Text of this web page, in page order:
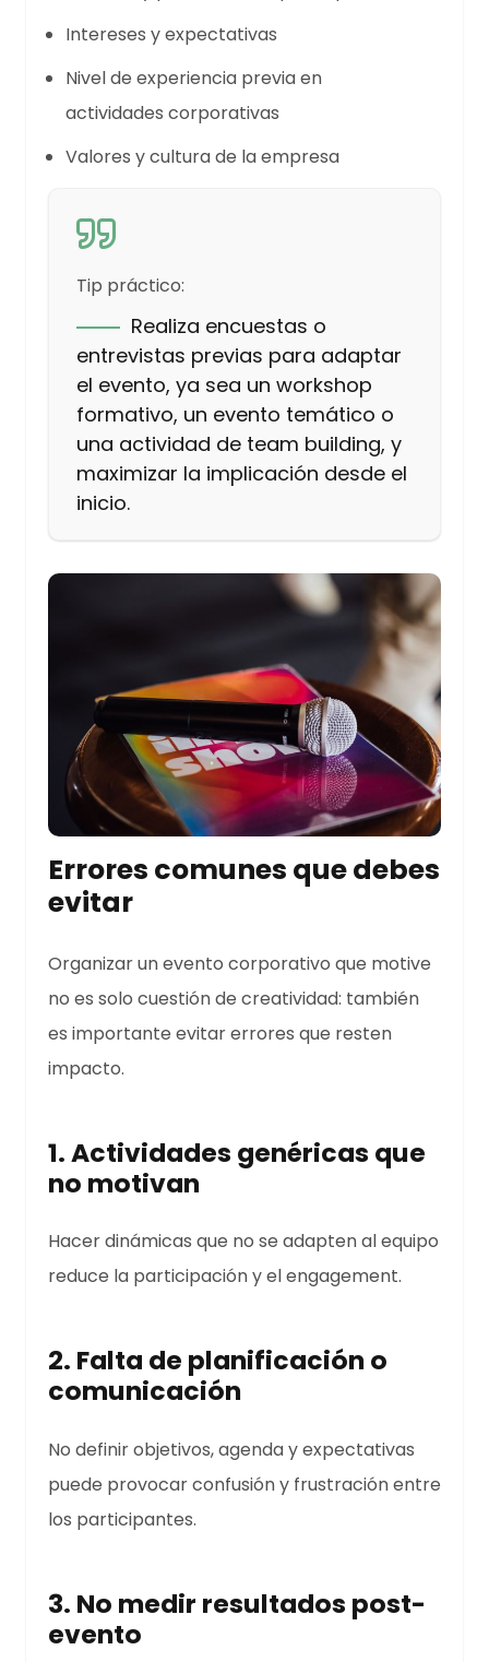
Intereses y expectativas
Nivel de experiencia previa en
actividades corporativas
Valores y cultura de la empresa
Tip práctico:
Realiza encuestas o
entrevistas previas para adaptar
el evento, ya sea un workshop
formativo, un evento temático o
una actividad de team building, y
maximizar la implicación desde el
inicio.
Errores comunes que debes
evitar
Organizar un evento corporativo que motive
no es solo cuestión de creatividad: también
es importante evitar errores que resten
impacto.
1. Actividades genéricas que
no motivan
Hacer dinámicas que no se adapten al equipo
reduce la participación y el engagement.
2. Falta de planificación o
comunicación
No definir objetivos, agenda y expectativas
puede provocar confusión y frustración entre
los participantes.
3. No medir resultados post-
evento